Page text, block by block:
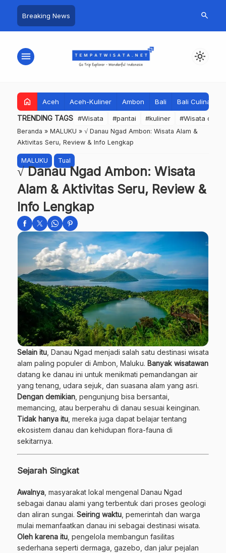
Breaking News search
menu light_mode
home Aceh Aceh-Kuliner Ambon Bali Bali Culinary
TRENDING TAGS #Wisata #pantai #kuliner #Wisata dan
Beranda » MALUKU » √ Danau Ngad Ambon: Wisata Alam &
Aktivitas Seru, Review & Info Lengkap
MALUKU Tual
√ Danau Ngad Ambon: Wisata
Alam & Aktivitas Seru, Review &
Info Lengkap
Selain itu , Danau Ngad menjadi salah satu destinasi wisata
alam paling populer di Ambon, Maluku. Banyak wisatawan
datang ke danau ini untuk menikmati pemandangan air
yang tenang, udara sejuk, dan suasana alam yang asri.
Dengan demikian , pengunjung bisa bersantai,
memancing, atau berperahu di danau sesuai keinginan.
Tidak hanya itu , mereka juga dapat belajar tentang
ekosistem danau dan kehidupan flora-fauna di
sekitarnya.
Sejarah Singkat
Awalnya , masyarakat lokal mengenal Danau Ngad
sebagai danau alami yang terbentuk dari proses geologi
dan aliran sungai. Seiring waktu , pemerintah dan warga
mulai memanfaatkan danau ini sebagai destinasi wisata.
Oleh karena itu , pengelola membangun fasilitas
sederhana seperti dermaga, gazebo, dan jalur pejalan